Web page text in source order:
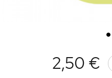
1
2,50 €